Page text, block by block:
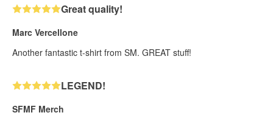
Great quality!
Marc Vercellone
Another fantastic t-shirt from SM. GREAT stuff!
LEGEND!
SFMF Merch